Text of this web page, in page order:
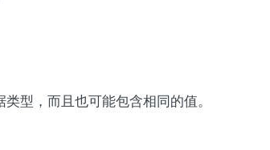
型，而且也可能包含相同的值。